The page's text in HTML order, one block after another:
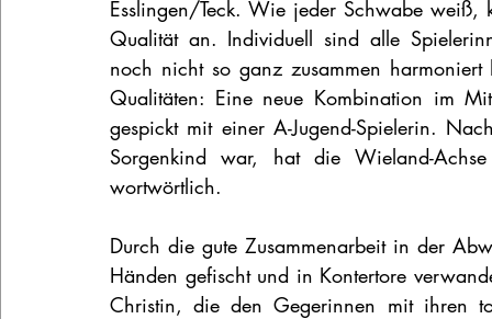
Esslingen/Teck. Wie jeder Schwabe
Qualität an. Individuell sind alle
noch nicht so ganz zusammen
Qualitäten: Eine neue Kombination im
gespickt mit einer A-Jugend-Spielerin.
Sorgenkind war, hat die Wieland-
wortwörtlich.
Durch die gute Zusammenarbeit in der
Händen gefischt und in Kontertore
Christin, die den Gegerinnen mit ihren